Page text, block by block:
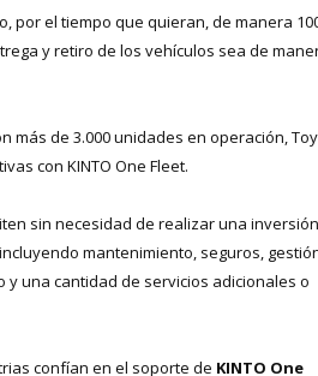
por el tiempo que quieran, de manera
y retiro de los vehículos sea de
más de 3.000 unidades en operación,
con KINTO One Fleet.
sin necesidad de realizar una inversión
mantenimiento, seguros,
una cantidad de servicios adicionales o
confían en el soporte de KINTO One